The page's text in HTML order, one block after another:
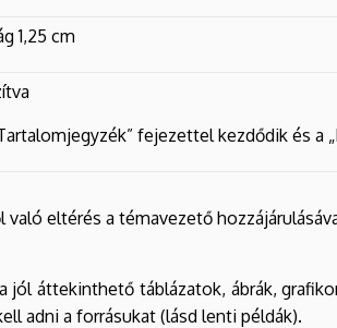
1,25 cm
fejezettel kezdődik és
eltérés a témavezető
áttekinthető táblázatok, ábrák,
adni a forrásukat (lásd lenti példák).